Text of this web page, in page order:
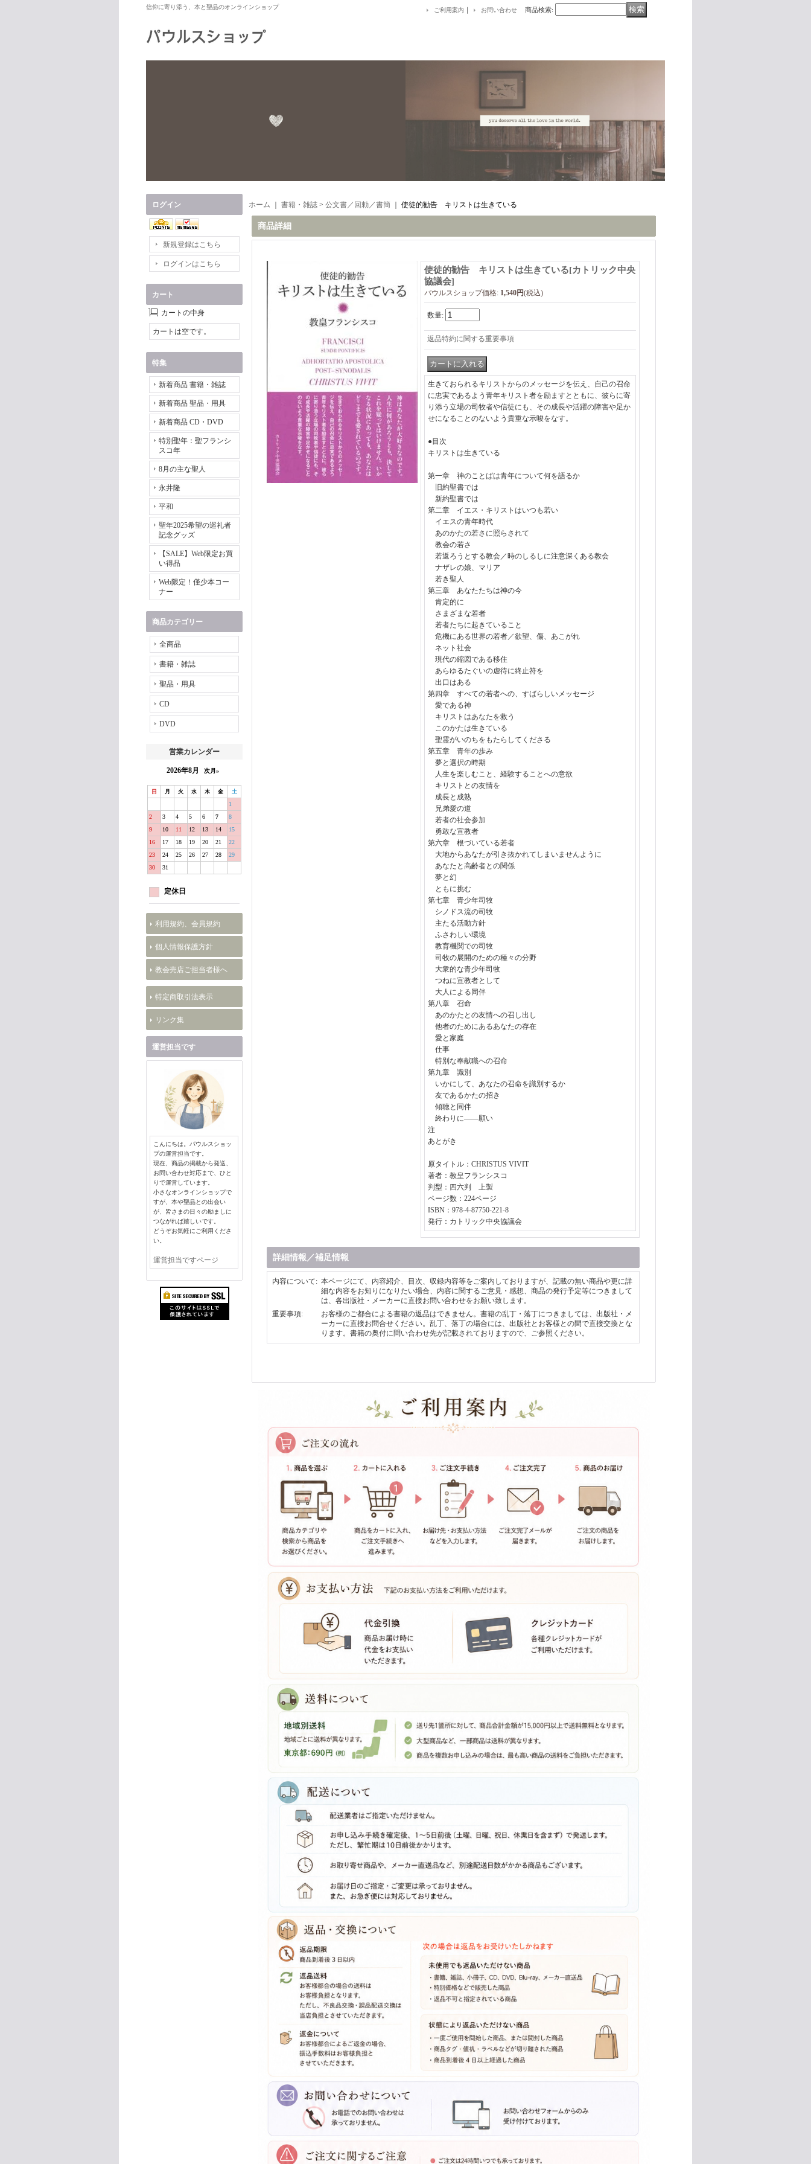
信仰に寄り添う、本と聖品のオンラインショップ ご利用案内 ｜ お問い合わせ 商品検索:
ログイン
新規登録はこちら
ログインはこちら
カート
カートの中身
カートは空です。
特集
新着商品 書籍・雑誌
新着商品 聖品・用具
新着商品 CD・DVD
特別聖年：聖フランシ
スコ年
8月の主な聖人
永井隆
平和
聖年2025希望の巡礼者
記念グッズ
【SALE】Web限定お買
い得品
Web限定！僅少本コー
ナー
商品カテゴリー
全商品
書籍・雑誌
聖品・用具
CD
DVD
営業カレンダー
2026年8月 次月»
日 月 火 水 木 金 土
1
2
3 4 5 6 7
8
9
10 11 12 13 14
15
16
17 18 19 20 21
22
23
24 25 26 27 28
29
30
31
定休日
利用規約、会員規約
個人情報保護方針
教会売店ご担当者様へ
特定商取引法表示
リンク集
運営担当です
こんにちは。パウルスショッ
プの運営担当です。
現在、商品の掲載から発送、
お問い合わせ対応まで、ひと
りで運営しています。
小さなオンラインショップで
すが、本や聖品との出会い
が、皆さまの日々の励ましに
つながれば嬉しいです。
どうぞお気軽にご利用くださ
い。
運営担当ですページ
ホーム 書籍・雑誌 > 公文書／回勅／書簡 使徒的勧告 キリストは生きている
商品詳細
使徒的勧告 キリストは生きている[カトリック中央
協議会]
パウルスショップ価格: 1,540円(税込)
数量:
返品特約に関する重要事項
生きておられるキリストからのメッセージを伝え、自己の召命
に忠実であるよう青年キリスト者を励ますとともに、彼らに寄
り添う立場の司牧者や信徒にも、その成長や活躍の障害や足か
せになることのないよう貴重な示唆をなす。
●目次
キリストは生きている
第一章 神のことばは青年について何を語るか
旧約聖書では
新約聖書では
第二章 イエス・キリストはいつも若い
イエスの青年時代
あのかたの若さに照らされて
教会の若さ
若返ろうとする教会／時のしるしに注意深くある教会
ナザレの娘、マリア
若き聖人
第三章 あなたたちは神の今
肯定的に
さまざまな若者
若者たちに起きていること
危機にある世界の若者／欲望、傷、あこがれ
ネット社会
現代の縮図である移住
あらゆるたぐいの虐待に終止符を
出口はある
第四章 すべての若者への、すばらしいメッセージ
愛である神
キリストはあなたを救う
このかたは生きている
聖霊がいのちをもたらしてくださる
第五章 青年の歩み
夢と選択の時期
人生を楽しむこと、経験することへの意欲
キリストとの友情を
成長と成熟
兄弟愛の道
若者の社会参加
勇敢な宣教者
第六章 根づいている若者
大地からあなたが引き抜かれてしまいませんように
あなたと高齢者との関係
夢と幻
ともに挑む
第七章 青少年司牧
シノドス流の司牧
主たる活動方針
ふさわしい環境
教育機関での司牧
司牧の展開のための種々の分野
大衆的な青少年司牧
つねに宣教者として
大人による同伴
第八章 召命
あのかたとの友情への召し出し
他者のためにあるあなたの存在
愛と家庭
仕事
特別な奉献職への召命
第九章 識別
いかにして、あなたの召命を識別するか
友であるかたの招き
傾聴と同伴
終わりに――願い
注
あとがき
原タイトル：CHRISTUS VIVIT
著者：教皇フランシスコ
判型：四六判 上製
ページ数：224ページ
ISBN：978-4-87750-221-8
発行：カトリック中央協議会
詳細情報／補足情報
内容について: 本ページにて、内容紹介、目次、収録内容等をご案内しておりますが、記載の無い商品や更に詳
細な内容をお知りになりたい場合、内容に関するご意見・感想、商品の発行予定等につきまして
は、各出版社・メーカーに直接お問い合わせをお願い致します。
重要事項:
お客様のご都合による書籍の返品はできません。書籍の乱丁・落丁につきましては、出版社・メ
ーカーに直接お問合せください。乱丁、落丁の場合には、出版社とお客様との間で直接交換とな
ります。書籍の奥付に問い合わせ先が記載されておりますので、ご参照ください。